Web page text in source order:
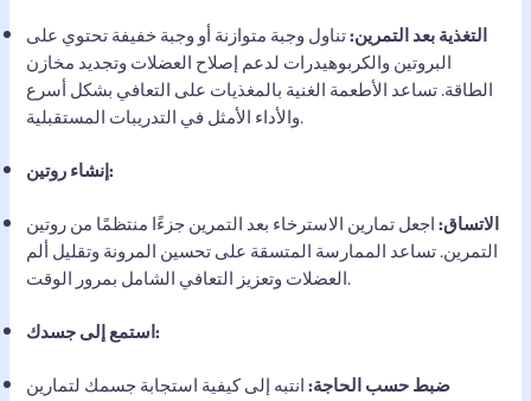
التغذية بعد التمرين:تناول وجبة متوازنة أو وجبة خفيفة تحتوي على
البروتين والكربوهيدرات لدعم إصلاح العضلات وتجديد مخازن
الطاقة. تساعد الأطعمة الغنية بالمغذيات على التعافي بشكل أسرع
والأداء الأمثل في التدريبات المستقبلية.
إنشاء روتين:
الاتساق:اجعل تمارين الاسترخاء بعد التمرين جزءًا منتظمًا من روتين
التمرين. تساعد الممارسة المتسقة على تحسين المرونة وتقليل ألم
العضلات وتعزيز التعافي الشامل بمرور الوقت.
استمع إلى جسدك:
ضبط حسب الحاجة:انتبه إلى كيفية استجابة جسمك لتمارين